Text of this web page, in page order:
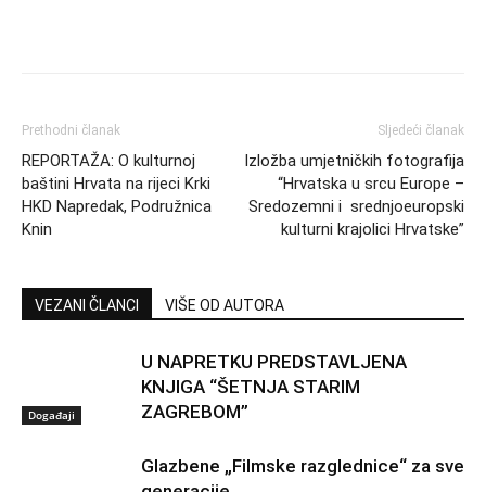
Prethodni članak
REPORTAŽA: O kulturnoj
baštini Hrvata na rijeci Krki
HKD Napredak, Podružnica
Knin
Sljedeći članak
Izložba umjetničkih fotografija
“Hrvatska u srcu Europe –
Sredozemni i srednjoeuropski
kulturni krajolici Hrvatske”
VEZANI ČLANCI VIŠE OD AUTORA
Događaji
U NAPRETKU PREDSTAVLJENA
KNJIGA “ŠETNJA STARIM
ZAGREBOM”
Glazbene „Filmske razglednice“ za sve